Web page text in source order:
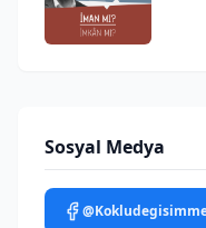
Sosyal Medya